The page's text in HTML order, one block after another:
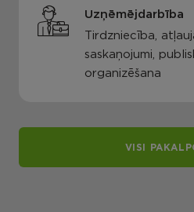
Uzņēmējdarbība
Tirdzniecība,
saskaņojumi,
organizēšana
VISI